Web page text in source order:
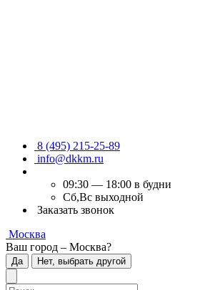
8 (495) 215-25-89
info@dkkm.ru
09:30 — 18:00 в будни
Сб,Вс выходной
Заказать звонок
Москва
Ваш город – Москва?
Да Нет, выбрать другой